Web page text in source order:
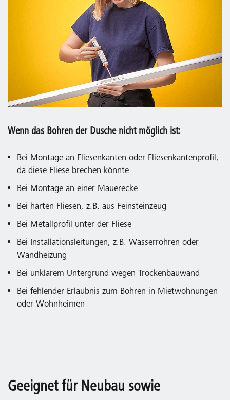
Wenn das Bohren der Dusche nicht möglich ist:
Bei Montage an Fliesenkanten oder Fliesenkantenprofil,
da diese Fliese brechen könnte
Bei Montage an einer Mauerecke
Bei harten Fliesen, z.B. aus Feinsteinzeug
Bei Metallprofil unter der Fliese
Bei Installationsleitungen, z.B. Wasserrohren oder
Wandheizung
Bei unklarem Untergrund wegen Trockenbauwand
Bei fehlender Erlaubnis zum Bohren in Mietwohnungen
oder Wohnheimen
Geeignet für Neubau sowie